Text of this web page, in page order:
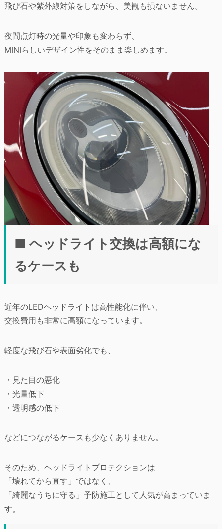
飛び石や紫外線対策をしながら、美観も損ないません。
夜間点灯時の光量や印象も変わらず、
MINIらしいデザイン性をそのまま楽しめます。
■ ヘッドライト交換は高額にな
るケースも
近年のLEDヘッドライトは高性能化に伴い、
交換費用も非常に高額になっています。
軽度な飛び石や表面劣化でも、
・見た目の悪化
・光量低下
・透明感の低下
などにつながるケースも少なくありません。
そのため、ヘッドライトプロテクションは
「壊れてから直す」ではなく、
「綺麗なうちに守る」予防施工として人気が高まっていま
す。